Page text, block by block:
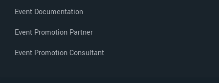
Event Documentation
Event Promotion Partner
Event Promotion Consultant